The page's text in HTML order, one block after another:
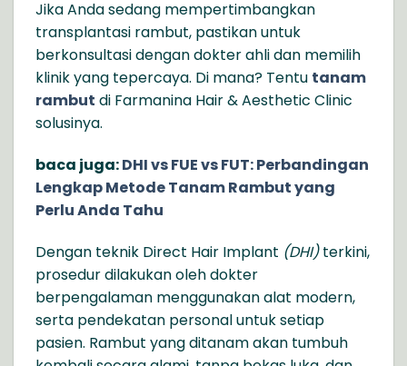
Jika Anda sedang mempertimbangkan
transplantasi rambut, pastikan untuk
berkonsultasi dengan dokter ahli dan memilih
klinik yang tepercaya. Di mana? Tentu tanam
rambut di Farmanina Hair & Aesthetic Clinic
solusinya.
baca juga:DHI vs FUE vs FUT: Perbandingan
Lengkap Metode Tanam Rambut yang
Perlu Anda Tahu
Dengan teknik Direct Hair Implant (DHI)terkini,
prosedur dilakukan oleh dokter
berpengalaman menggunakan alat modern,
serta pendekatan personal untuk setiap
pasien. Rambut yang ditanam akan tumbuh